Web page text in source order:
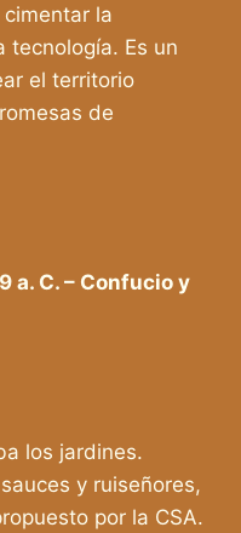
la
tecnología. Es un
el territorio
de
a. C. – Confucio y
los jardines.
y ruiseñores,
por la CSA.